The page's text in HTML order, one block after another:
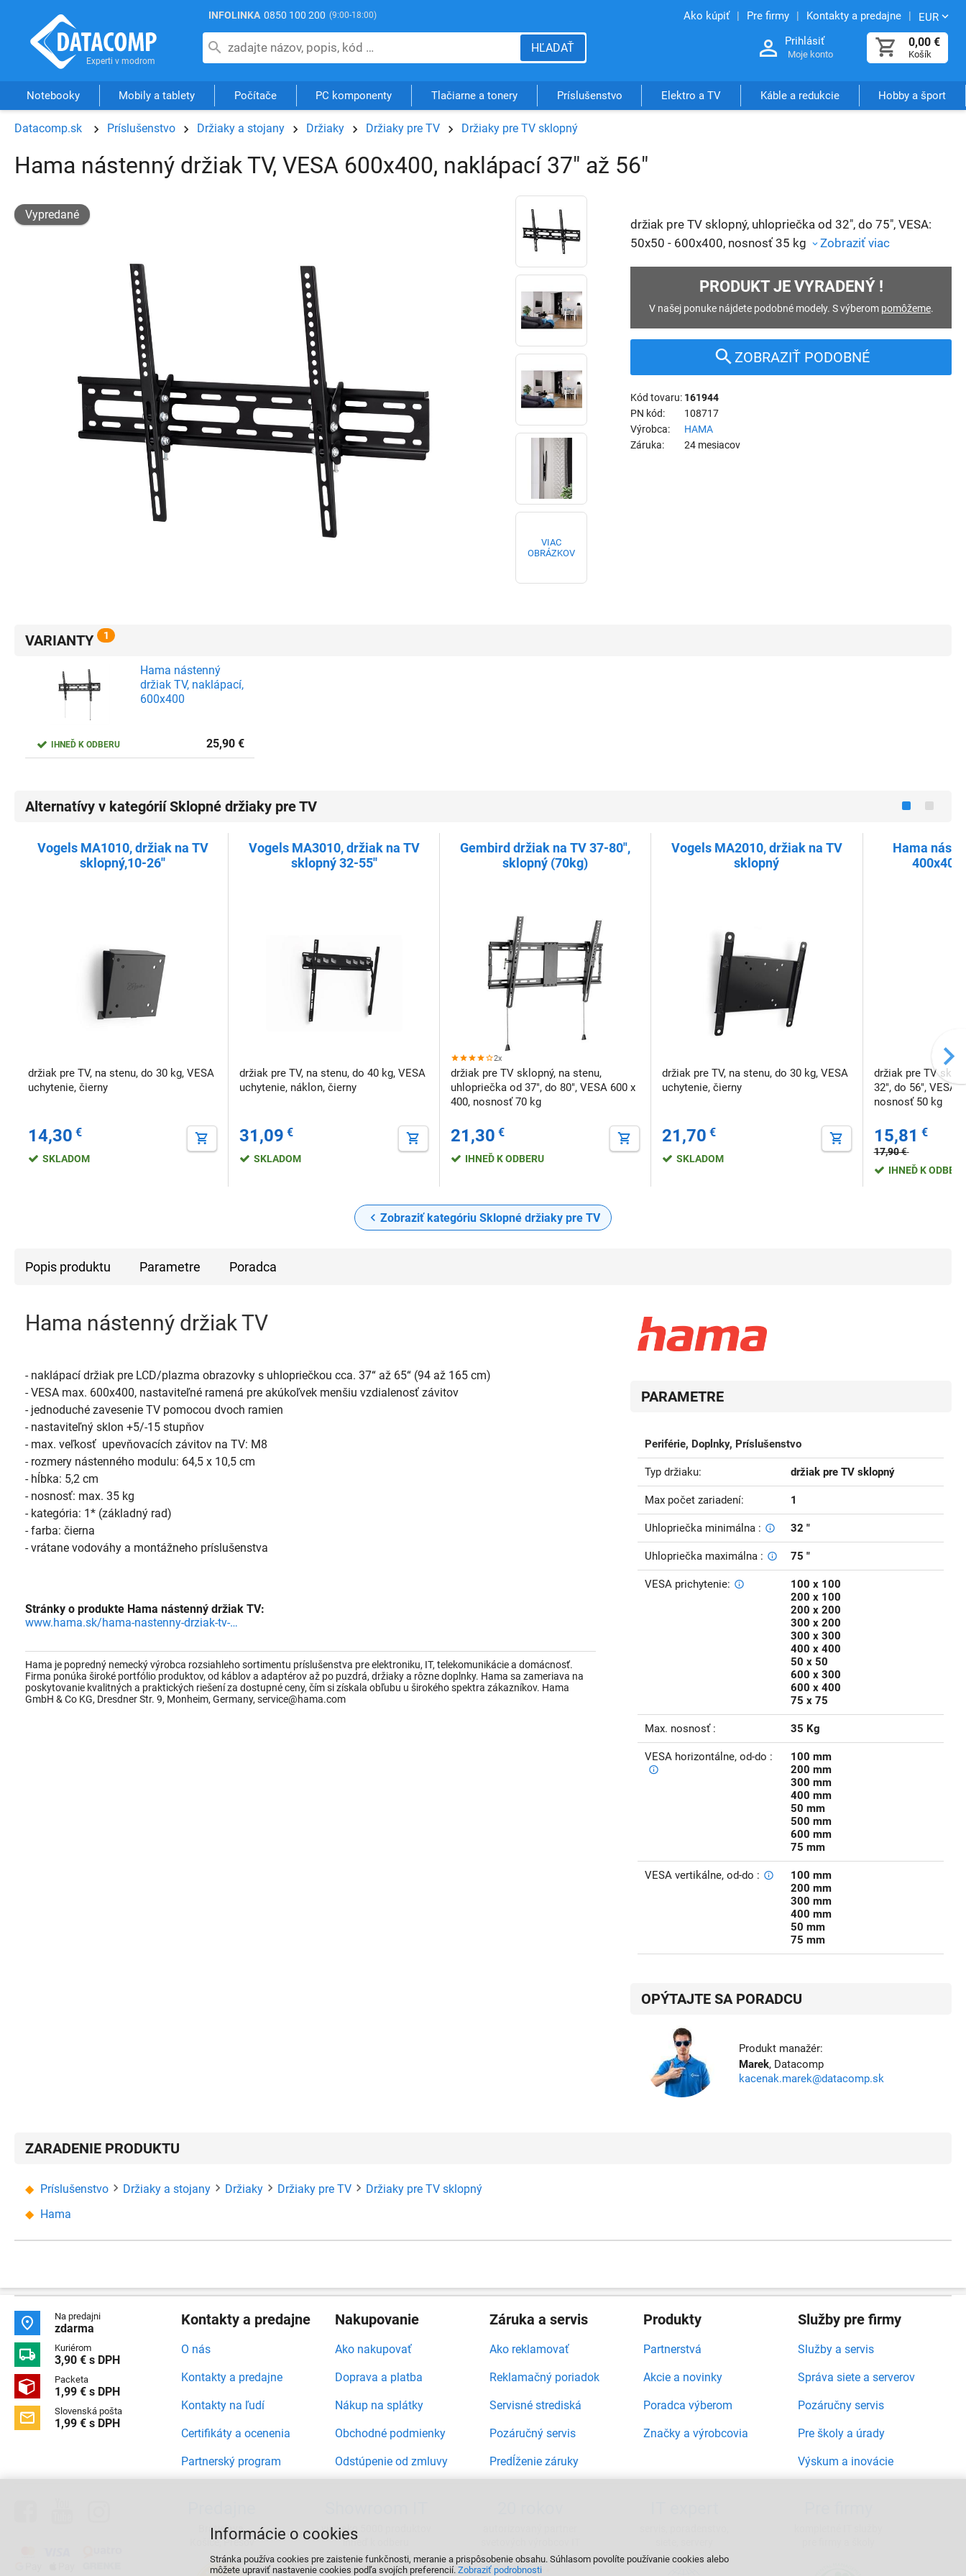
INFOLINKA 0850 100 200 (9:00-18:00) Ako kúpiť Pre firmy Kontakty a predajne EUR
0,00 €
Košík
Prihlásiť
Moje konto
HĽADAŤ
Notebooky Mobily a tablety Počítače PC komponenty Tlačiarne a tonery Príslušenstvo Elektro a TV Káble a redukcie Hobby a šport
Datacomp.sk Príslušenstvo Držiaky a stojany Držiaky Držiaky pre TV Držiaky pre TV sklopný
Hama nástenný držiak TV, VESA 600x400, naklápací 37" až 56"
VIAC
OBRÁZKOV
Vypredané
držiak pre TV sklopný, uhlopriečka od 32", do 75", VESA:
50x50 - 600x400, nosnosť 35 kg
Zobraziť viac
PRODUKT JE VYRADENÝ !
V našej ponuke nájdete podobné modely. S výberom pomôžeme.
ZOBRAZIŤ PODOBNÉ
Kód tovaru 161944
PN kód
108717
Výrobca
HAMA
Záruka
24 mesiacov
VARIANTY 1
IHNEĎ K ODBERU
Hama nástenný
držiak TV, naklápací,
600x400
25,90€
Alternatívy v kategórií Sklopné držiaky pre TV
Vogels MA1010, držiak na TV
sklopný,10-26''
držiak pre TV, na stenu, do 30 kg, VESA
uchytenie, čierny
14,30 €
SKLADOM
Vogels MA3010, držiak na TV
sklopný 32-55''
držiak pre TV, na stenu, do 40 kg, VESA
uchytenie, náklon, čierny
31,09 €
SKLADOM
Gembird držiak na TV 37-80",
sklopný (70kg)
2x
držiak pre TV sklopný, na stenu,
uhlopriečka od 37", do 80", VESA 600 x
400, nosnosť 70 kg
21,30 €
IHNEĎ K ODBERU
Vogels MA2010, držiak na TV
sklopný
držiak pre TV, na stenu, do 30 kg, VESA
uchytenie, čierny
21,70 €
SKLADOM
Hama
držiak pre TV
32", do 56", VESA:
nosnosť 50 kg
15,81 €
17,90€
IHNEĎ K
Zobraziť kategóriu Sklopné držiaky pre TV
Popis produktu Parametre Poradca
Hama nástenný držiak TV
- naklápací držiak pre LCD/plazma obrazovky s uhlopriečkou cca. 37“ až 65“ (94 až 165 cm)
- VESA max. 600x400, nastaviteľné ramená pre akúkoľvek menšiu vzdialenosť závitov
- jednoduché zavesenie TV pomocou dvoch ramien
- nastaviteľný sklon +5/-15 stupňov
- max. veľkosť  upevňovacích závitov na TV: M8
- rozmery nástenného modulu: 64,5 x 10,5 cm
- hĺbka: 5,2 cm
- nosnosť: max. 35 kg
- kategória: 1* (základný rad)
- farba: čierna
- vrátane vodováhy a montážneho príslušenstva
Stránky o produkte Hama nástenný držiak TV:
www.hama.sk/hama-nastenny-drziak-tv-vesa-600x400-naklapaci-3-/
Hama je popredný nemecký výrobca rozsiahleho sortimentu príslušenstva pre elektroniku, IT, telekomunikácie a domácnosť.
Firma ponúka široké portfólio produktov, od káblov a adaptérov až po puzdrá, držiaky a rôzne doplnky. Hama sa zameriava na
poskytovanie kvalitných a praktických riešení za dostupné ceny, čím si získala obľubu u širokého spektra zákazníkov. Hama
GmbH & Co KG, Dresdner Str. 9, Monheim, Germany, service@hama.com
PARAMETRE
Periférie, Doplnky, Príslušenstvo
Typ držiaku držiak pre TV sklopný
Max počet zariadení 1
Uhlopriečka minimálna 32 "
Uhlopriečka maximálna 75 "
VESA prichytenie
100 x 100
200 x 100
200 x 200
300 x 200
300 x 300
400 x 400
50 x 50
600 x 300
600 x 400
75 x 75
Max. nosnosť 35 Kg
VESA horizontálne, od-do
100 mm
200 mm
300 mm
400 mm
50 mm
500 mm
600 mm
75 mm
VESA vertikálne, od-do
100 mm
200 mm
300 mm
400 mm
50 mm
75 mm
OPÝTAJTE SA PORADCU
Produkt manažér:
Marek, Datacomp
kacenak.marek@datacomp.sk
ZARADENIE PRODUKTU
Príslušenstvo Držiaky a stojany Držiaky Držiaky pre TV
Držiaky pre TV sklopný
Hama
 Na predajni
zdarma
 Kuriérom
3,90 € s DPH
 Packeta
1,99 € s DPH
 Slovenská pošta
1,99 € s DPH
Kontakty a predajne
O nás
Kontakty a predajne
Kontakty na ľudí
Certifikáty a ocenenia
Partnerský program
Nakupovanie
Ako nakupovať
Doprava a platba
Nákup na splátky
Obchodné podmienky
Odstúpenie od zmluvy
Záruka a servis
Ako reklamovať
Reklamačný poriadok
Servisné strediská
Pozáručný servis
Predĺženie záruky
Produkty
Partnerstvá
Akcie a novinky
Poradca výberom
Značky a výrobcovia
Služby pre firmy
Služby a servis
Správa siete a serverov
Pozáručny servis
Pre školy a úrady
Výskum a inovácie
Bratislava,
Košice, Prešov
viac ako 5000 produktov
ihneď k odberu
Informácie o cookies
Stránka používa cookies pre zaistenie funkčnosti, meranie a prispôsobenie obsahu. Súhlasom povolíte používanie cookies alebo
môžete upraviť nastavenie cookies podľa svojích preferencií. Zobraziť podrobnosti